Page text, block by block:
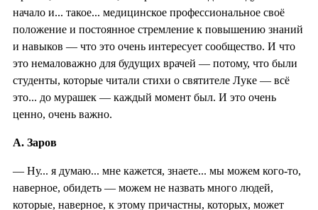
начало и... такое... медицинское профессиональное своё
положение и постоянное стремление к повышению знаний
и навыков — что это очень интересует сообщество. И что
это немаловажно для будущих врачей — потому, что были
студенты, которые читали стихи о святителе Луке — всё
это... до мурашек — каждый момент был. И это очень
ценно, очень важно.
А. Заров
— Ну... я думаю... мне кажется, знаете... мы можем кого-то,
наверное, обидеть — можем не назвать много людей,
которые, наверное, к этому причастны, которых, может